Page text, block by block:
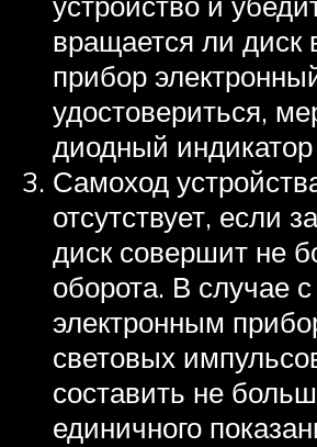
вращается ли диск
прибор
удостовериться,
диодный
Самоход
отсутствует, если
диск совершит не
оборота. В случае с
электронным
световых
составить не
единичного